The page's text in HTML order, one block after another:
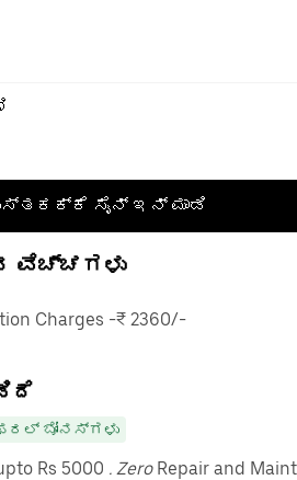
ಸೈನ್ ಇನ್ ಮಾಡಿ
ವೆಚ್ಚಗಳು
Charges -₹ 2360/-
ಬೋನಸ್‌ಗಳು
Rs 5000 . ZeroRepair and